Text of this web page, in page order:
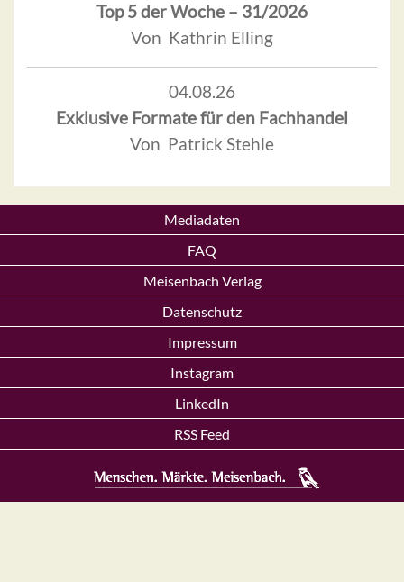
Top 5 der Woche – 31/2026
Von Kathrin Elling
04.08.26
Exklusive Formate für den Fachhandel
Von Patrick Stehle
Mediadaten
FAQ
Meisenbach Verlag
Datenschutz
Impressum
Instagram
LinkedIn
RSS Feed